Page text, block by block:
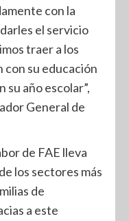
con la
el servicio
traer a los
con su educación
su año escolar”,
General de
de FAE lleva
los sectores más
de
a este